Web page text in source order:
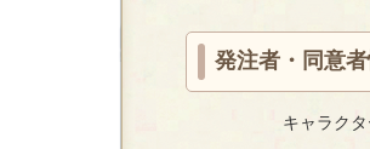
発注者・同意
キャラクタ